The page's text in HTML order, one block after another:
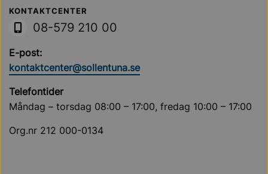
Sollentuna Kommun
KONTAKTCENTER
08-579 210 00
E-post:
kontaktcenter@sollentuna.se
Telefontider
Måndag – torsdag 08:00 – 17:00, fredag 10:00 – 17:00
Org.nr 212 000-0134